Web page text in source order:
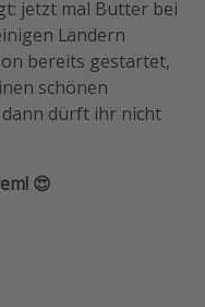
jetzt mal Butter bei
Ländern
bereits gestartet,
schönen
dürft ihr nicht
😍